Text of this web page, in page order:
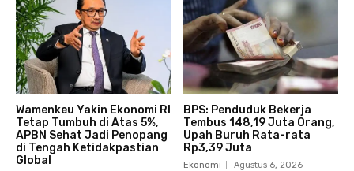
Wamenkeu Yakin Ekonomi RI
Tetap Tumbuh di Atas 5%,
APBN Sehat Jadi Penopang
di Tengah Ketidakpastian
Global
BPS: Penduduk Bekerja
Tembus 148,19 Juta Orang,
Upah Buruh Rata-rata
Rp3,39 Juta
Ekonomi Agustus 6, 2026